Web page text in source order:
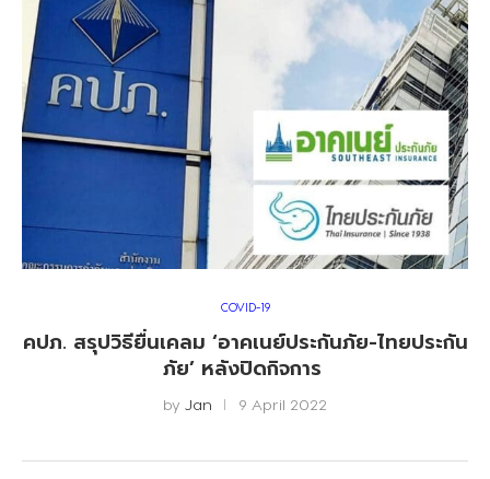
COVID-19
คปภ. สรุปวิธียื่นเคลม ‘อาคเนย์ประกันภัย-ไทยประกัน
ภัย’ หลังปิดกิจการ
by Jan 9 April 2022